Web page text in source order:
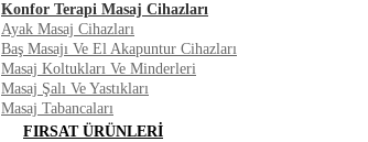
Konfor Terapi Masaj Cihazları
Ayak Masaj Cihazları
Baş Masajı Ve El Akapuntur Cihazları
Masaj Koltukları Ve Minderleri
Masaj Şalı Ve Yastıkları
Masaj Tabancaları
FIRSAT ÜRÜNLERI